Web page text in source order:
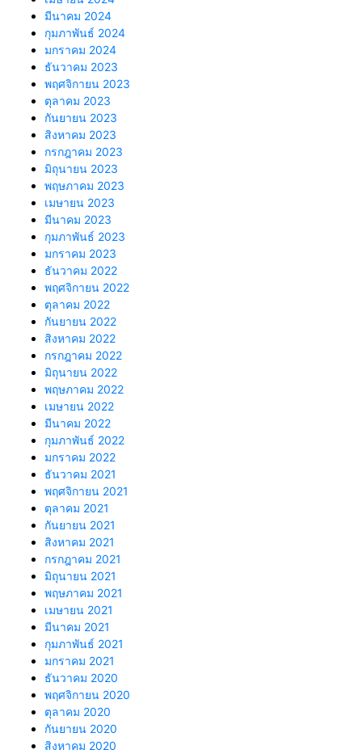
มีนาคม 2024
กุมภาพันธ์ 2024
มกราคม 2024
ธันวาคม 2023
พฤศจิกายน 2023
ตุลาคม 2023
กันยายน 2023
สิงหาคม 2023
กรกฎาคม 2023
มิถุนายน 2023
พฤษภาคม 2023
เมษายน 2023
มีนาคม 2023
กุมภาพันธ์ 2023
มกราคม 2023
ธันวาคม 2022
พฤศจิกายน 2022
ตุลาคม 2022
กันยายน 2022
สิงหาคม 2022
กรกฎาคม 2022
มิถุนายน 2022
พฤษภาคม 2022
เมษายน 2022
มีนาคม 2022
กุมภาพันธ์ 2022
มกราคม 2022
ธันวาคม 2021
พฤศจิกายน 2021
ตุลาคม 2021
กันยายน 2021
สิงหาคม 2021
กรกฎาคม 2021
มิถุนายน 2021
พฤษภาคม 2021
เมษายน 2021
มีนาคม 2021
กุมภาพันธ์ 2021
มกราคม 2021
ธันวาคม 2020
พฤศจิกายน 2020
ตุลาคม 2020
กันยายน 2020
สิงหาคม 2020